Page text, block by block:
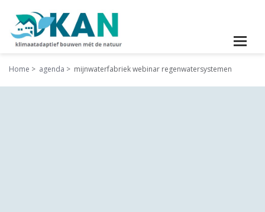
Home agenda mijnwaterfabriek webinar regenwatersystemen